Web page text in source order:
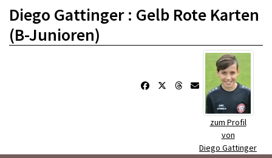
Diego Gattinger : Gelb Rote Karten
(B-Junioren)
zum Profil
von
Diego Gattinger